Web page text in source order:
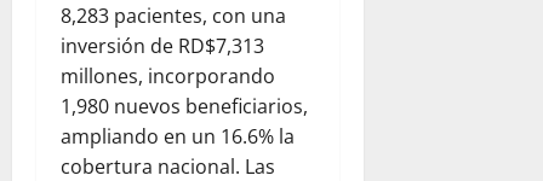
8,283 pacientes, con una
inversión de RD$7,313
millones, incorporando
1,980 nuevos beneficiarios,
ampliando en un 16.6% la
cobertura nacional. Las